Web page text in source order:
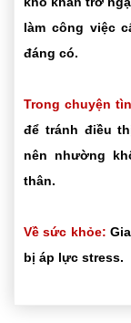
làm công việc
đáng có.
Trong chuyện
để tránh điều
nên nhường
thân.
Về sức khỏe:
bị áp lực stress.